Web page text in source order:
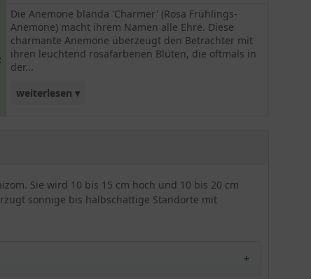
Die Anemone blanda 'Charmer' (Rosa Frühlings-
Anemone) macht ihrem Namen alle Ehre. Diese
charmante Anemone überzeugt den Betrachter mit
ihren leuchtend rosafarbenen Blüten, die oftmals in
der...
weiterlesen ▾
Sorte eignet sich hervorragend für Gehölzränder,
Fels-Steppen oder Steingärten. Dort fühlt sie sich
an einem sonnigen bis halbschattigen Platz auf
Sie wird 10 bis 15 cm hoch und 10 bis 20 cm
sonnige bis halbschattige Standorte mit